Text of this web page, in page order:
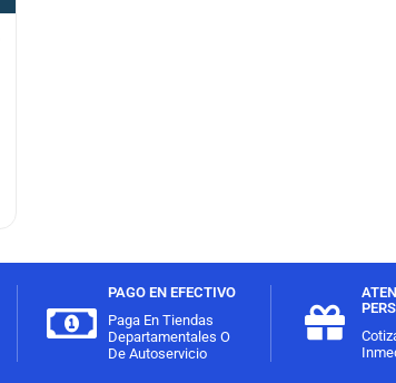
PAGO EN EFECTIVO
Paga En Tiendas
Departamentales O
De Autoservicio